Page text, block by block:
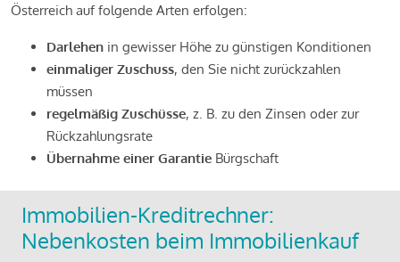
Österreich auf folgende Arten erfolgen:
Darlehen in gewisser Höhe zu günstigen Konditionen
einmaliger Zuschuss, den Sie nicht zurückzahlen
müssen
regelmäßig Zuschüsse, z. B. zu den Zinsen oder zur
Rückzahlungsrate
Übernahme einer Garantie Bürgschaft
Immobilien-Kreditrechner:
Nebenkosten beim Immobilienkauf